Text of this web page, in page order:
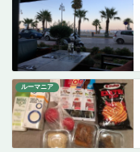
ルーマニア